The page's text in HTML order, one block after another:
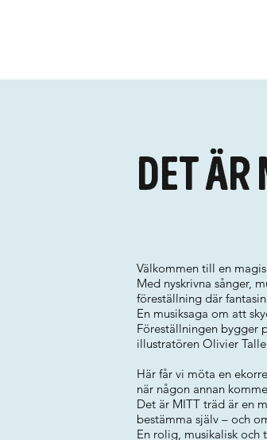
Det
Välkommen till en
Med nyskrivna sånger,
föreställning där
En musiksaga om att
Föreställningen bygger
illustratören Olivier
Här får vi möta en
när någon annan
Det är MITT träd är en
bestämma själv – och
En rolig, musikalisk och